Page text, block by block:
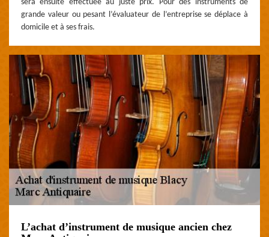
sera ensuite effectuée au juste prix. Pour des instruments de
grande valeur ou pesant l’évaluateur de l’entreprise se déplace à
domicile et à ses frais.
L’achat d’instrument de musique ancien chez